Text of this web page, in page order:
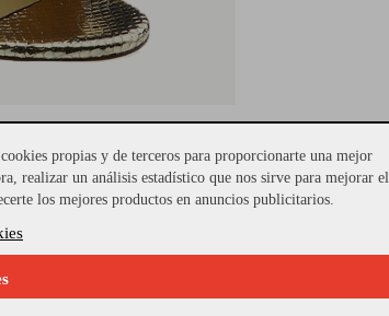
Referencia Seleccionada:MOD-2844
propias y de terceros para proporcionarte una mejor
realizar un análisis estadístico que nos sirve para mejorar el
los mejores productos en anuncios publicitarios.